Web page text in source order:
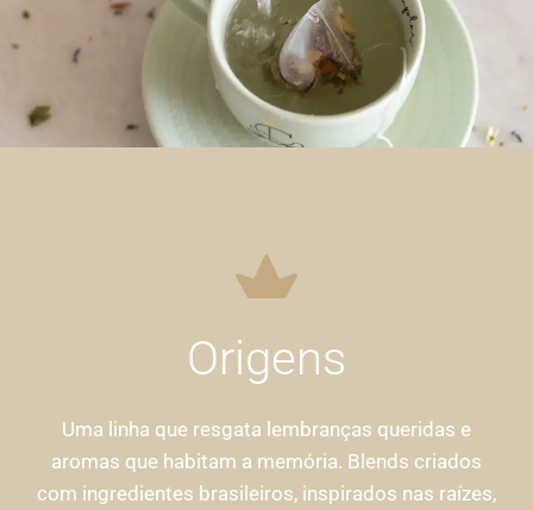
Origens
Uma linha que resgata lembranças queridas e
aromas que habitam a memória. Blends criados
com ingredientes brasileiros, inspirados nas raízes,